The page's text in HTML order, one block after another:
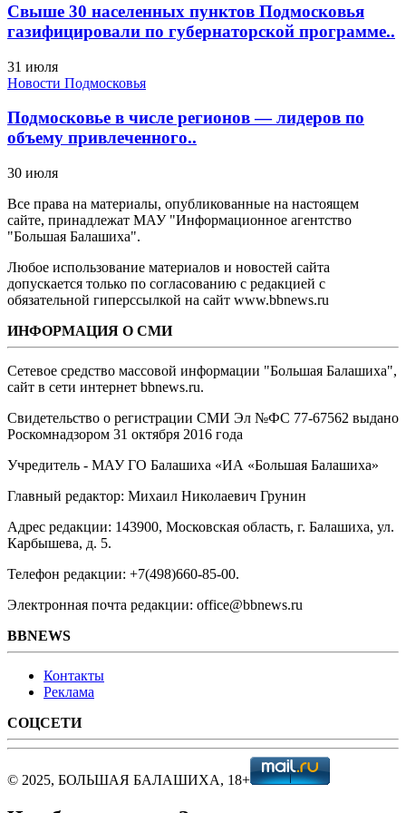
Свыше 30 населенных пунктов Подмосковья
газифицировали по губернаторской программе..
31 июля
Новости Подмосковья
Подмосковье в числе регионов — лидеров по
объему привлеченного..
30 июля
Все права на материалы, опубликованные на настоящем
сайте, принадлежат МАУ "Информационное агентство
"Большая Балашиха".
Любое использование материалов и новостей сайта
допускается только по согласованию с редакцией с
обязательной гиперссылкой на сайт www.bbnews.ru
ИНФОРМАЦИЯ О СМИ
Сетевое средство массовой информации "Большая Балашиха",
сайт в сети интернет bbnews.ru.
Свидетельство о регистрации СМИ Эл №ФС ‎77-67562 выдано
Роскомнадзором 31 октября 2016 года
Учредитель - МАУ ГО Балашиха «ИА «Большая Балашиха»
Главный редактор: Михаил Николаевич Грунин
Адрес редакции: 143900, Московская область, г. Балашиха, ул.
Карбышева, д. 5.
Телефон редакции: +7(498)660-85-00.
Электронная почта редакции: office@bbnews.ru
BBNEWS
Контакты
Реклама
СОЦСЕТИ
© 2025, БОЛЬШАЯ БАЛАШИХА, 18+